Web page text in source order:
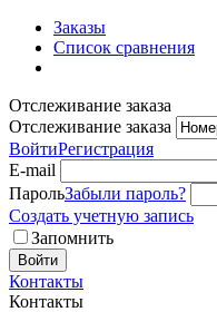
Заказы
Список сравнения
Отслеживание заказа
Отслеживание заказа
ВойтиРегистрация
E-mail
ПарольЗабыли пароль?
Создать учетную запись
Запомнить
Войти
Контакты
Контакты